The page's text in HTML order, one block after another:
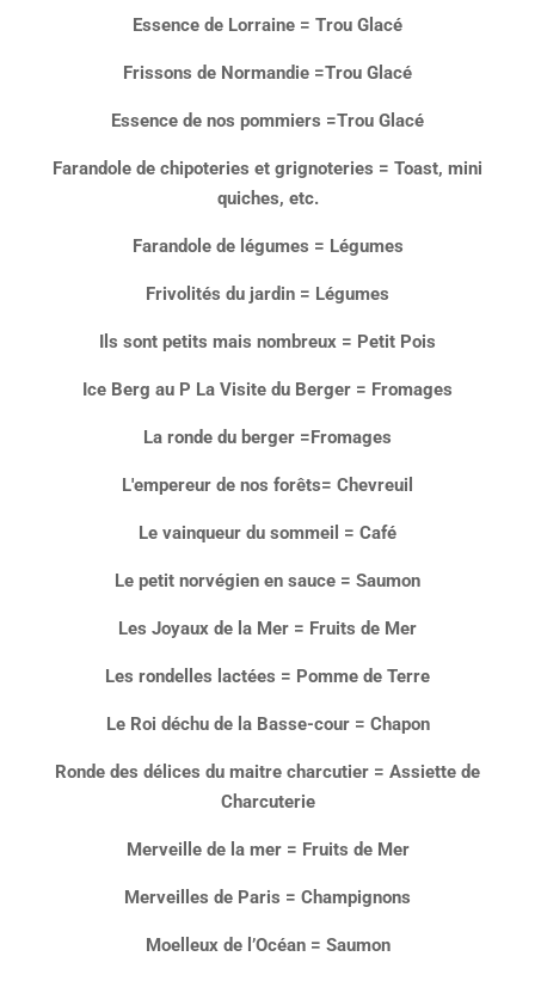
Essence de Lorraine = Trou Glacé
Frissons de Normandie =Trou Glacé
Essence de nos pommiers =Trou Glacé
Farandole de chipoteries et grignoteries = Toast, mini
quiches, etc.
Farandole de légumes = Légumes
Frivolités du jardin = Légumes
Ils sont petits mais nombreux = Petit Pois
Ice Berg au P La Visite du Berger = Fromages
La ronde du berger =Fromages
L'empereur de nos forêts= Chevreuil
Le vainqueur du sommeil = Café
Le petit norvégien en sauce = Saumon
Les Joyaux de la Mer = Fruits de Mer
Les rondelles lactées = Pomme de Terre
Le Roi déchu de la Basse-cour = Chapon
Ronde des délices du maitre charcutier = Assiette de
Charcuterie
Merveille de la mer = Fruits de Mer
Merveilles de Paris = Champignons
Moelleux de l’Océan = Saumon